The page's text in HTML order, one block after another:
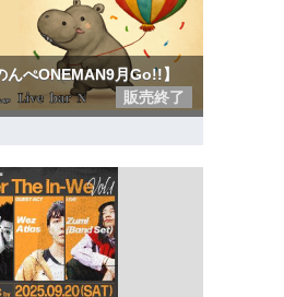
ぺONEMAN9月Go!!】
販売終了